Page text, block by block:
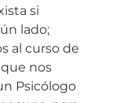
si
lado;
al curso de
nos
Psicólogo